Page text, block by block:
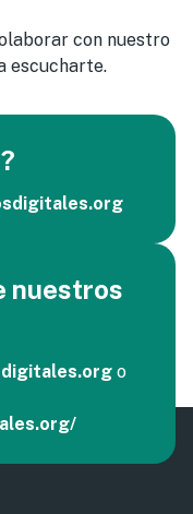
con nuestro
escucharte.
nuestros
o